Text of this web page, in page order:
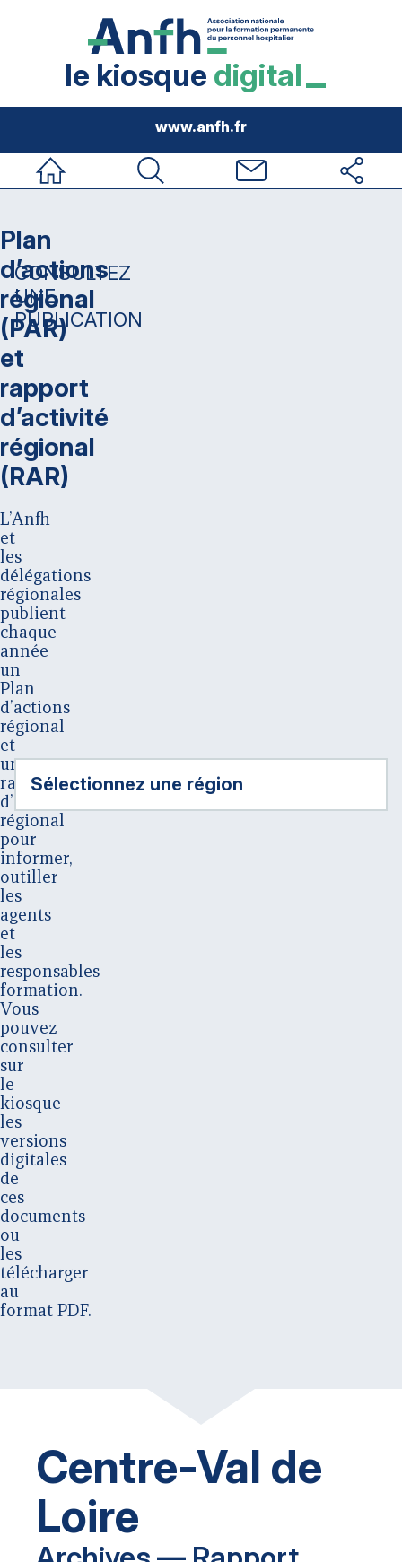
le kiosque digital
www.anfh.fr
Accueil Rechercher Nous contacter Réseaux
Plan
d’actions
régional
(PAR)
et
rapport
d’activité
régional
(RAR)
L’Anfh
et
les
délégations
régionales
publient
chaque
année
un
Plan
d’actions
régional
et
un
rapport
d’activité
régional
pour
informer,
outiller
les
agents
et
les
responsables
formation.
Vous
pouvez
consulter
sur
le
kiosque
les
versions
digitales
de
ces
documents
ou
les
télécharger
au
format PDF.
CONSULTEZ
UNE
PUBLICATION
Sélectionnez une région :
Centre-Val de
Loire